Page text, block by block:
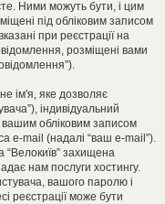
Ними можуть бути, і цим
під обліковим записом
при реєстрації на
розміщені вами
ім'я, яке дозволяє
індивідуальний
вашим обліковим записом
e-mail (надалі “ваш e-mail”).
захищена
нам послуги хостингу.
вашого паролю і
реєстрації може бути